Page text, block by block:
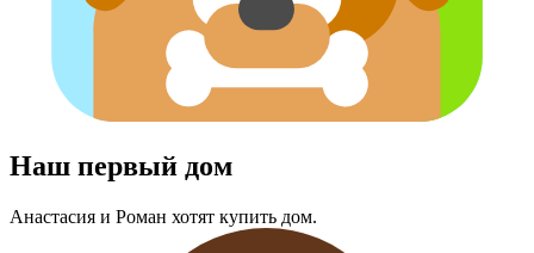
Наш первый дом
Анастасия и Роман хотят купить дом.